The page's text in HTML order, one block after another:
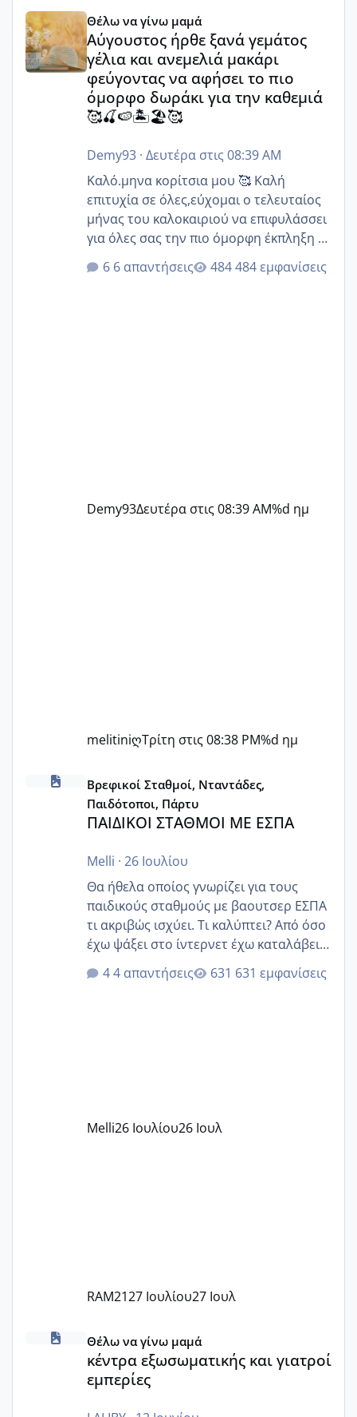
Αύγουστος ήρθε ξανά γεμάτος γέλια και ανεμελιά
Θέλω να γίνω μαμά
Αύγουστος ήρθε ξανά γεμάτος
γέλια και ανεμελιά μακάρι
φεύγοντας να αφήσει το πιο
όμορφο δωράκι για την καθεμιά
🥰🍒🍉🏝️🏖️🥰
Demy93· Δευτέρα στις 08:39 AM
Καλό.μηνα κορίτσια μου 🥰 Καλή
επιτυχία σε όλες,εύχομαι ο τελευταίος
μήνας του καλοκαιριού να επιφυλάσσει
για όλες σας την πιο όμορφη έκπληξη 🧿
@Elk @Melikara86 @Παρασκευαιδου
@Zenia z @melitiniღ @Christi.D.
6 απαντήσεις 484 εμφανίσεις
Demy93Δευτέρα στις 08:39 AM%d ημ
melitiniღΤρίτη στις 08:38 PM%d ημ
ΠΑΙΔΙΚΟΙ ΣΤΑΘΜΟΙ ΜΕ ΕΣΠΑ
Βρεφικοί Σταθμοί, Νταντάδες,
Παιδότοποι, Πάρτυ
ΠΑΙΔΙΚΟΙ ΣΤΑΘΜΟΙ ΜΕ ΕΣΠΑ
Melli · 26 Ιουλίου
Θα ήθελα οποίος γνωρίζει για τους
παιδικούς σταθμούς με βαουτσερ ΕΣΠΑ
τι ακριβώς ισχύει. Τι καλύπτει? Από όσο
έχω ψάξει στο ίντερνετ έχω καταλάβει
ότι το βαουτσερ καλύπτει όλα τα
δίδακτρα και τα τροφεια του ιδιωτικού
Εγώ πήγα σε έναν ιδιωτικό παιδικό στ
4 απαντήσεις 631 εμφανίσεις
Melli26 Ιουλίου26 Ιουλ
RAM2127 Ιουλίου27 Ιουλ
κέντρα εξωσωματικής και γιατροί εμπερίες
Θέλω να γίνω μαμά
κέντρα εξωσωματικής και γιατροί
εμπερίες